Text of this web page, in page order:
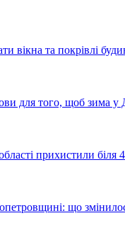
вікна та покрівлі
для того, щоб зима у
прихистили біля
що